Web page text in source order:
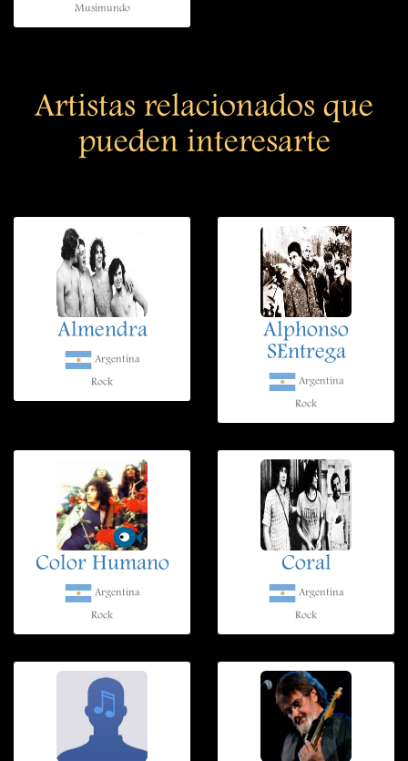
Musimundo
Artistas relacionados que
pueden interesarte
Almendra
Argentina
Rock
Alphonso
SEntrega
Argentina
Rock
Color Humano
Argentina
Rock
Coral
Argentina
Rock